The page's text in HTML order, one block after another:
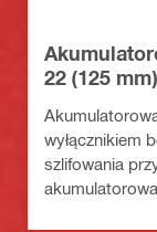
22 (125 mm)
wyłącznikiem
szlifowania